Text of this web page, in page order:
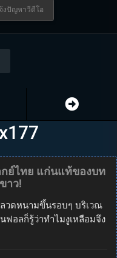
งปัญหาวีดีโอ
กย์ไทย แก่นแท้ของบท
าว!
ลวดหนามขึ้นรอบๆ บริเวณ
ฟอลก็รู้ว่าทำไมงูเหลือมจึง